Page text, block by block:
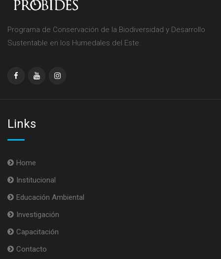
Programa de Conservación de la Biodiversidad y Desarrollo
Sustentable en los Humedales del Este.
Links
Home
Institucional
Educación Ambiental
Investigación
Capacitación
Contacto